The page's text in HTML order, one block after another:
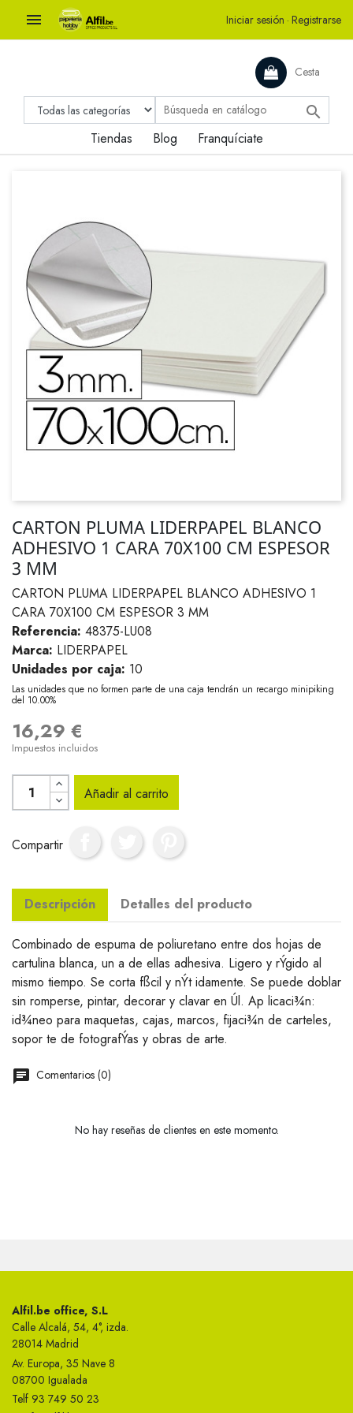
 Iniciar sesión · Registrarse
Cesta

Tiendas Blog Franquíciate
CARTON PLUMA LIDERPAPEL BLANCO
ADHESIVO 1 CARA 70X100 CM ESPESOR
3 MM
CARTON PLUMA LIDERPAPEL BLANCO ADHESIVO 1
CARA 70X100 CM ESPESOR 3 MM
Referencia: 48375-LU08
Marca: LIDERPAPEL
Unidades por caja: 10
Las unidades que no formen parte de una caja tendrán un recargo minipiking
del 10.00%
16,29 €
Impuestos incluidos
Añadir al carrito
Compartir
Descripción Detalles del producto
Combinado de espuma de poliuretano entre dos hojas de
cartulina blanca, un a de ellas adhesiva. Ligero y rÝgido al
mismo tiempo. Se corta fßcil y nÝt idamente. Se puede doblar
sin romperse, pintar, decorar y clavar en Úl. Ap licaci¾n:
id¾neo para maquetas, cajas, marcos, fijaci¾n de carteles,
sopor te de fotografÝas y obras de arte.
Comentarios (0)
No hay reseñas de clientes en este momento.
Alfil.be office, S.L
Calle Alcalá, 54, 4°, izda.
28014 Madrid
Av. Europa, 35 Nave 8
08700 Igualada
Telf 93 749 50 23